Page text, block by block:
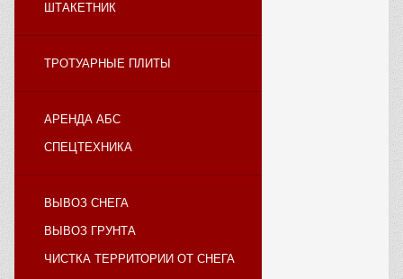
ШТАКЕТНИК
ТРОТУАРНЫЕ ПЛИТЫ
АРЕНДА АБС
СПЕЦТЕХНИКА
ВЫВОЗ СНЕГА
ВЫВОЗ ГРУНТА
ЧИСТКА ТЕРРИТОРИИ ОТ СНЕГА